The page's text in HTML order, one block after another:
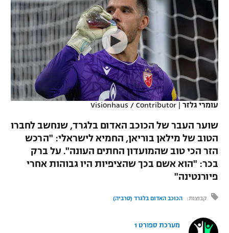
VOD
רץ ברשת
תוצאות
לוח שידורים
ברחבה
נבחרת ישראל
מכבי חיפה
בית"ר ירושלים
מכבי תל אביב
הפועל תל אביב
הפועל חיפה
הפועל באר שבע
ליגה ספרדית
ליגה איטלקית
ליגה צרפתית
ליגה הולנדית
ליגה טורקית
ליגות נוספות
כדורסל נשים
מכבי תל אביב
הפועל חולון
הפועל ירושלים
דני אבדיה
יורוליג
יורוקאפ
טניס
כדוריד
כדורעף
שחייה
ג'ודו
אגרוף
ספורט אולימפי
UFC
היאבקות WWE
עומרי גלזר |
Visionhaus / Contributor
שוער העבר של הכוכב האדום בלגרד, שנחשב לחברו
הטוב של מילאן בוריאן, החמיא לישראלי: "הרכש
הזר הכי טוב שהמועדון החתים העונה". על ברק
בכר: "הוא אשם בכך שהציפיות היו גבוהות אחרי
פיורנטינה"
קבוצות: הכוכב האדום בלגרד (סרביה)
מערכת ספורט 1